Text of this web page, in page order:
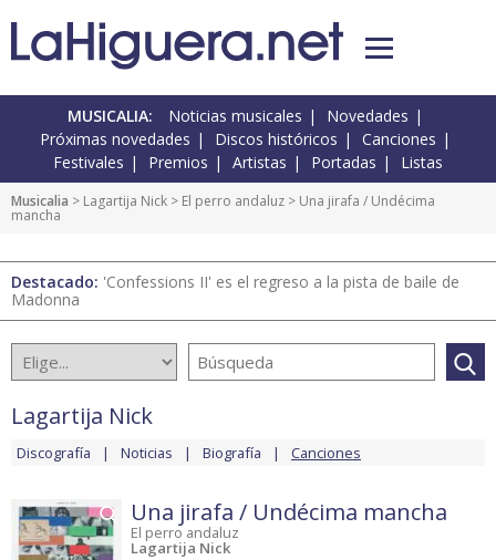
MUSICALIA: Noticias musicales
Novedades
Próximas novedades
Discos históricos
Canciones
Festivales
Premios Artistas Portadas Listas
Musicalia > Lagartija Nick > El perro andaluz > Una jirafa / Undécima
mancha
Destacado: 'Confessions II' es el regreso a la pista de baile de
Madonna
Lagartija Nick
Discografía Noticias Biografía Canciones
Una jirafa / Undécima mancha
El perro andaluz
Lagartija Nick